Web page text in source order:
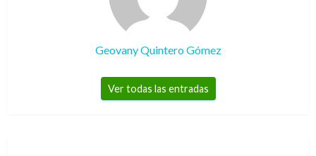
Geovany Quintero Gómez
Ver todas las entradas